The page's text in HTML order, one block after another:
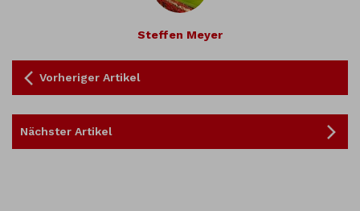
Steffen Meyer
Vorheriger Artikel
Nächster Artikel